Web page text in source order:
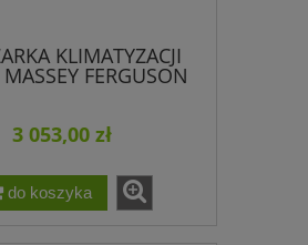
KLIMATYZACJI
FERGUSON
3 053,00 zł
do koszyka